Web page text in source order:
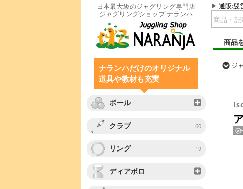
日本最大級のジャグリング専門店
ジャグリングショップ ナランハ
通販:翌
商品
ナランハだけのオリジナル
道具や教材も充実
ボール
クラブ 60
リング 19
ディアボロ
ジ